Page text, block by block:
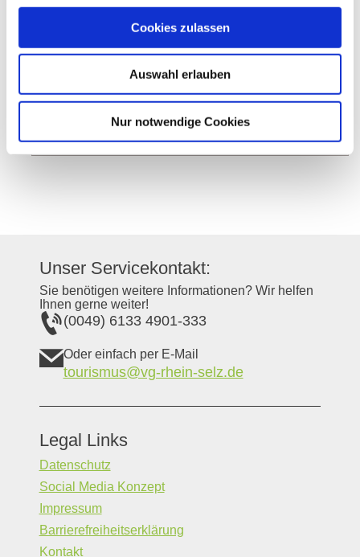
Cookies zulassen
Auswahl erlauben
Nur notwendige Cookies
Sonntags 15 Uhr – Führung durch die…
Oppenheim
mehr erfahren
Unser Servicekontakt:
Sie benötigen weitere Informationen? Wir helfen
Ihnen gerne weiter!
(0049) 6133 4901-333
Oder einfach per E-Mail
tourismus@vg-rhein-selz.de
Legal Links
Datenschutz
Social Media Konzept
Impressum
Barrierefreiheitserklärung
Kontakt